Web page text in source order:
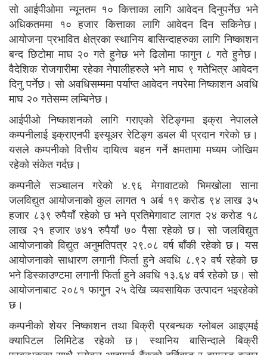
सो आईपीओमा न्यूनतम १० कित्ताका लागि आवेदन दिनुपर्नेछ भने
अधिकतममा १० हजार कित्ताका लागि आवेदन दिन सकिनेछ।
आयोजना प्रभावित क्षेत्रका स्थानिय बासिन्दाहरुका लागि निष्काशन
बन्द छिटोमा माघ २० गते हुनेछ भने ढिलोमा फागुन ८ गते हुनेछ।
वैदेशिक रोजगारीमा रहेका नेपालीहरुले भने माघ ९ गतेभित्र आवेदन
दिनु पर्नेछ। सो अवधिसम्ममा पर्याप्त आवेदन नपरेमा निष्काशन अवधि
माघ २० गतेसम्म लम्बिनेछ।
आईपीओ निष्काशनको लागि गराएको रेटिङ्गमा इक्रा नेपालले
कम्पनीलाई इक्राएनपी इस्यूअर रेटिङ्ग डबल बी प्रदान गरेको छ।
यसले कम्पनीको वित्तीय दायित्व बहन गर्ने क्षमतामा मध्यम जोखिम
रहेको संकेत गर्दछ।
कम्पनीले सञ्चालन गरेको ४.९६ मेगावाटको भिमखोला साना
जलविद्युत आयोजनाको कुल लागत १ अर्ब १९ करोड ९४ लाख ३५
हजार ८३९ रुपैयाँ रहेको छ भने प्रतिमेगावाट लागत २४ करोड १८
लाख २१ हजार ७४१ रुपैयाँ ७० पैसा रहेको छ। सो जलविद्युत
आयोजनाको विद्युत अनुमतिपत्र २९.०८ वर्ष बाँकी रहेको छ। यस
आयोजनाको साधारण लगानी फिर्ता हुने अवधि ८.९२ वर्ष रहेको छ
भने डिस्काउण्टमा लगानी फिर्ता हुने अवधि १३.६४ वर्ष रहेको छ। सो
आयोजनाबाट २०८१ फागुन २५ देखि व्यवसायिक उत्पादन भइरहेको
छ।
कम्पनीको शेयर निष्काशन तथा बिक्री प्रबन्धक ग्लोबल आइएमई
क्यापिटल लिमिटेड रहेको छ। स्थानिय बासिन्दाले बिक्री